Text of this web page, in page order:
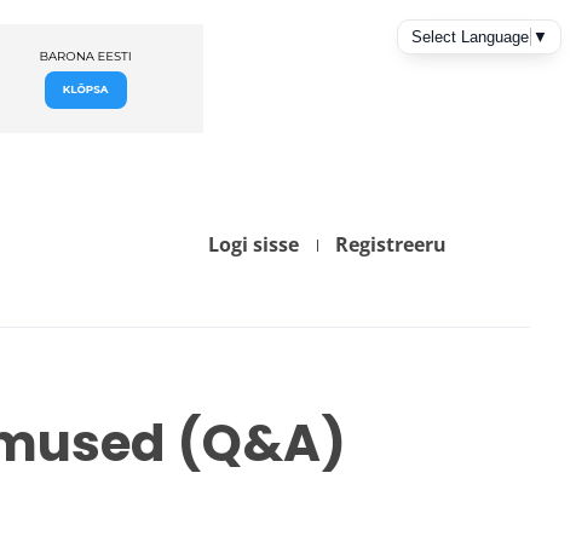
Logi sisse Registreeru
(Q&A)